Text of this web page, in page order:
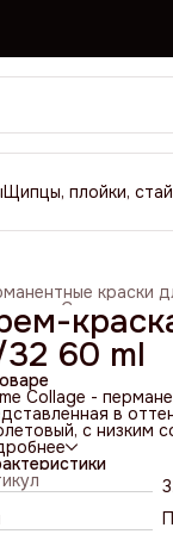
Щипцы, плойки,
краски
Средства
60 ml
Collage -
в
с низким
веганская!
обеспечивает
и
а также